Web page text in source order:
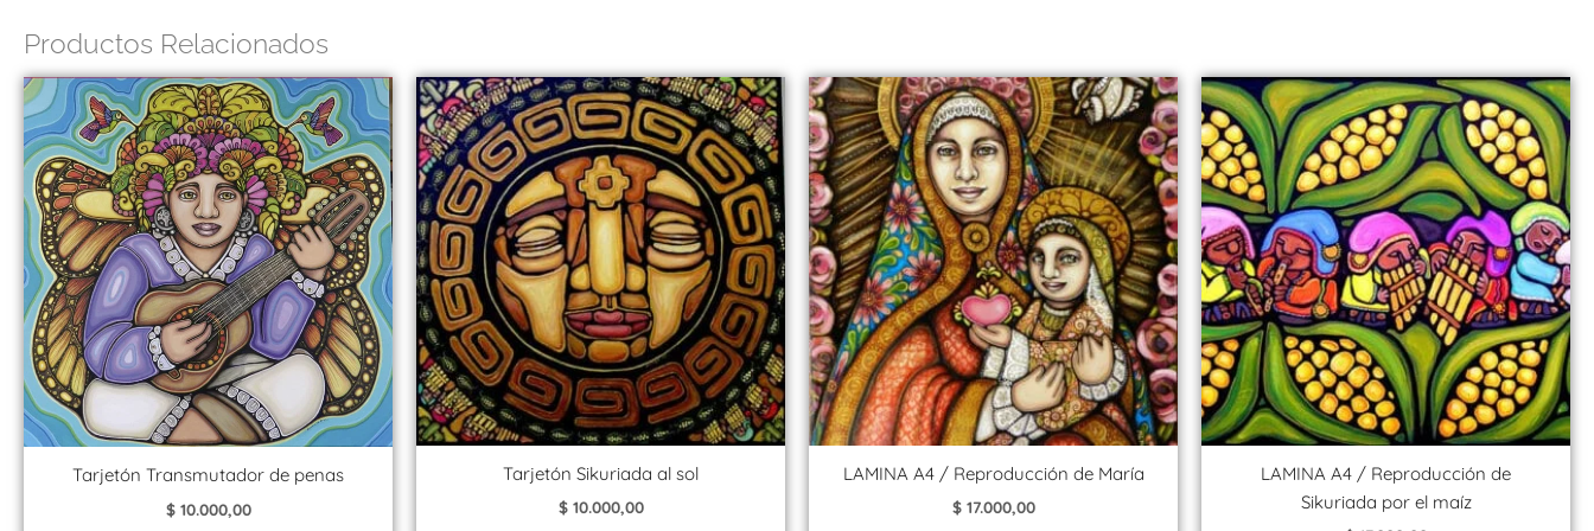
Productos Relacionados
Tarjetón Transmutador de penas
$10.000,00
Tarjetón Sikuriada al sol
$10.000,00
LAMINA A4 / Reproducción de María
$17.000,00
LAMINA A4 / Reproducción de
Sikuriada por el maíz